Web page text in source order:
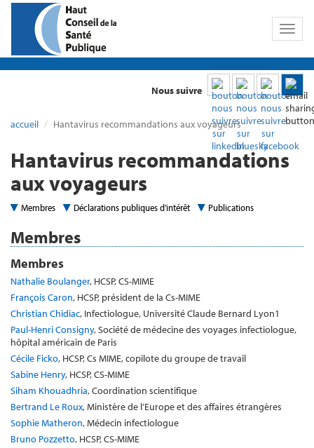
Toggle
Nous suivre
accueil Hantavirus recommandations aux voyageurs
Hantavirus recommandations
aux voyageurs
Membres Déclarations publiques d’intérêt Publications
Membres
Membres
Nathalie Boulanger, HCSP, CS-MIME
François Caron, HCSP, président de la Cs-MIME
Christian Chidiac, Infectiologue, Université Claude Bernard Lyon1
Paul-Henri Consigny, Société de médecine des voyages infectiologue,
hôpital américain de Paris
Cécile Ficko, HCSP, Cs MIME, copilote du groupe de travail
Sabine Henry, HCSP, CS-MIME
Siham Khouadhria, Coordination scientifique
Bertrand Le Roux, Ministère de l’Europe et des affaires étrangères
Sophie Matheron, Médecin infectiologue
Bruno Pozzetto, HCSP, CS-MIME